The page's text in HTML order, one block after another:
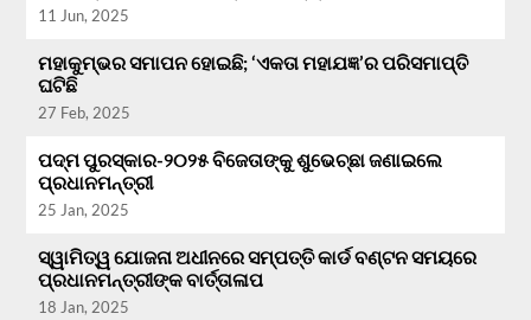
11 Jun, 2025
ମହାକୁମ୍ଭର ସମାପନ ହୋଇଛି; ‘ଏକତା ମହାଯଜ୍ଞ’ର ପରିସମାପ୍ତି
ଘଟିଛି
27 Feb, 2025
ପଦ୍ମ ପୁରସ୍କାର-୨୦୨୫ ବିଜେତାଙ୍କୁ ଶୁଭେଚ୍ଛା ଜଣାଇଲେ
ପ୍ରଧାନମନ୍ତ୍ରୀ
25 Jan, 2025
ସ୍ୱାମିତ୍ୱ ଯୋଜନା ଅଧୀନରେ ସମ୍ପତ୍ତି କାର୍ଡ ବଣ୍ଟନ ସମୟରେ
ପ୍ରଧାନମନ୍ତ୍ରୀଙ୍କ ବାର୍ତ୍ତାଳାପ
18 Jan, 2025